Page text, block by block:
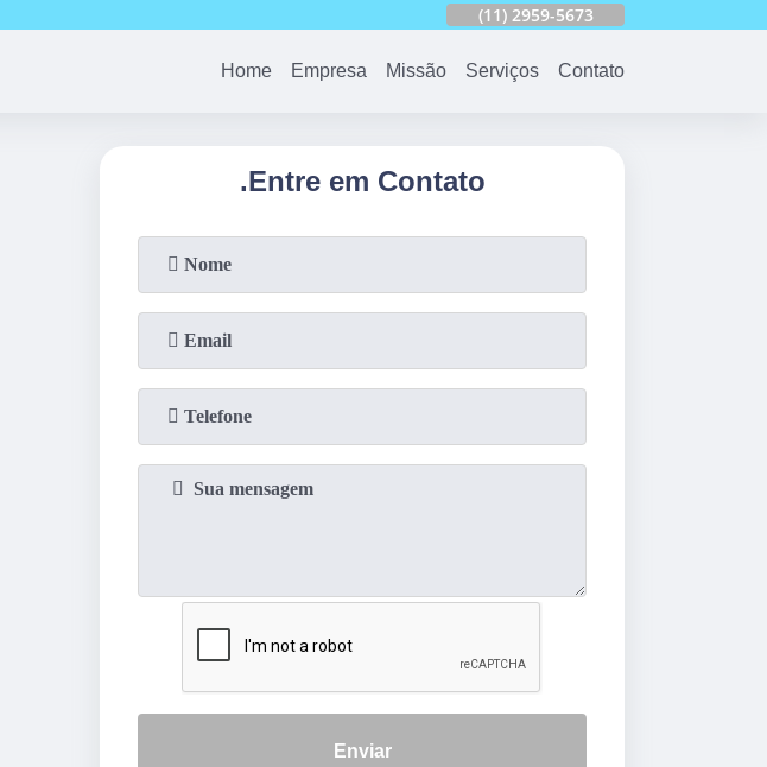
(11) 2959-5673
Home Empresa Missão Serviços Contato
.Entre em Contato
Enviar